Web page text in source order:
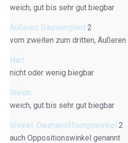
weich, gut bis sehr gut biegbar
Äußeres Daumenglied 2
vom zweiten zum dritten, Äußeren
Hart
nicht oder wenig biegbar
Weich
weich, gut bis sehr gut biegbar
Winkel, Daumenöffnungswinkel 2
auch Oppositionswinkel genannt